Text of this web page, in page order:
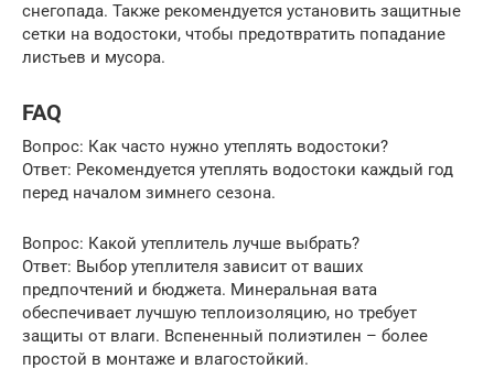
снегопада. Также рекомендуется установить защитные
сетки на водостоки, чтобы предотвратить попадание
листьев и мусора.
FAQ
Вопрос: Как часто нужно утеплять водостоки?
Ответ: Рекомендуется утеплять водостоки каждый год
перед началом зимнего сезона.
Вопрос: Какой утеплитель лучше выбрать?
Ответ: Выбор утеплителя зависит от ваших
предпочтений и бюджета. Минеральная вата
обеспечивает лучшую теплоизоляцию, но требует
защиты от влаги. Вспененный полиэтилен – более
простой в монтаже и влагостойкий.